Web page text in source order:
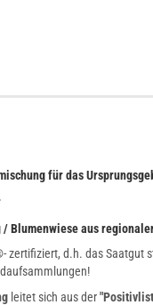
für das
Blumenwiese aus
- zertifiziert, d.h. das Saatgut
leitet sich aus der